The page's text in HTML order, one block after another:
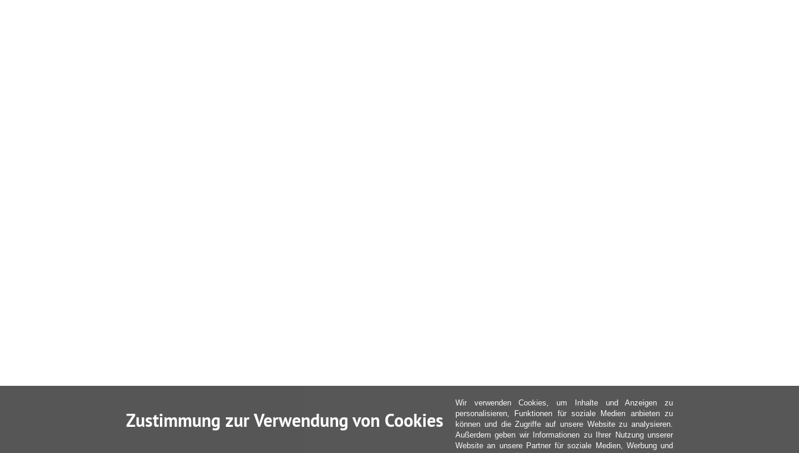
Zustimmung zur Verwendung von Cookies
Wir verwenden Cookies, um Inhalte und Anzeigen zu
personalisieren, Funktionen für soziale Medien anbieten zu
können und die Zugriffe auf unsere Website zu analysieren.
Außerdem geben wir Informationen zu Ihrer Nutzung unserer
Website an unsere Partner für soziale Medien, Werbung und